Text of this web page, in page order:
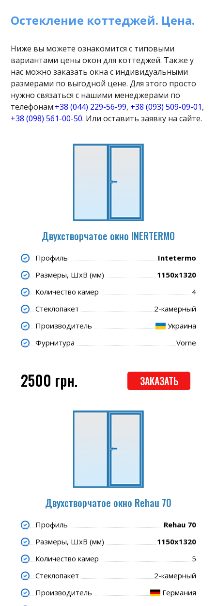
Остекление коттеджей. Цена.
Ниже вы можете ознакомится с типовыми
вариантами цены окон для коттеджей. Также у
нас можно заказать окна с индивидуальными
размерами по выгодной цене. Для этого просто
нужно связаться с нашими менеджерами по
телефонам:+38 (044) 229-56-99, +38 (093) 509-09-01,
+38 (098) 561-00-50. Или оставить заявку на сайте.
Двухстворчатое окно INERTERMO
Профиль
Intetermo
Размеры, ШхВ (мм)
1150x1320
Количество камер
4
Стеклопакет
2-камерный
Производитель
Украина
Фурнитура
Vorne
2500 грн. ЗАКАЗАТЬ
Двухстворчатое окно Rehau 70
Профиль
Rehau 70
Размеры, ШхВ (мм)
1150x1320
Количество камер
5
Стеклопакет
2-камерный
Производитель
Германия